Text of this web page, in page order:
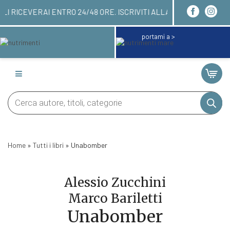
QUI! LI RICEVERAI ENTRO 24/48 ORE.
portami a >
Products
search
Home » Tutti i libri » Unabomber
Alessio Zucchini
Marco Bariletti
Unabomber